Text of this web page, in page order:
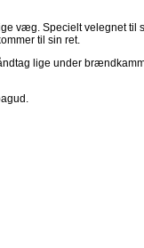
væg. Specielt velegnet til
til sin ret.
lige under